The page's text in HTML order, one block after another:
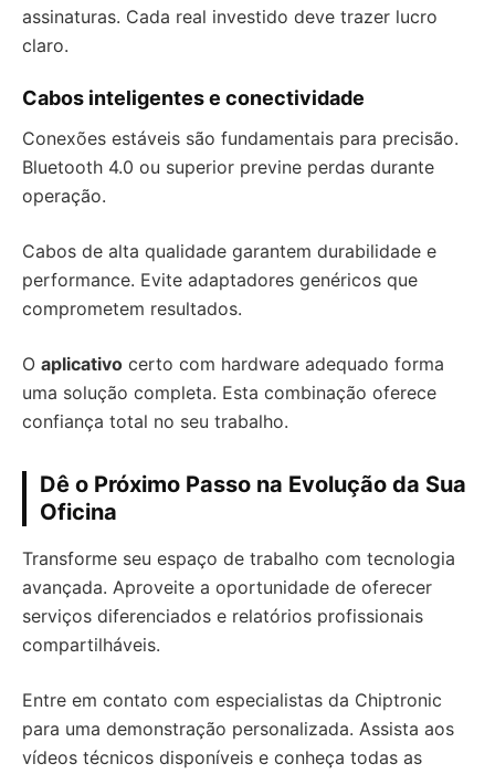
assinaturas. Cada real investido deve trazer lucro
claro.
Cabos inteligentes e conectividade
Conexões estáveis são fundamentais para precisão.
Bluetooth 4.0 ou superior previne perdas durante
operação.
Cabos de alta qualidade garantem durabilidade e
performance. Evite adaptadores genéricos que
comprometem resultados.
O aplicativo certo com hardware adequado forma
uma solução completa. Esta combinação oferece
confiança total no seu trabalho.
Dê o Próximo Passo na Evolução da Sua
Oficina
Transforme seu espaço de trabalho com tecnologia
avançada. Aproveite a oportunidade de oferecer
serviços diferenciados e relatórios profissionais
compartilháveis.
Entre em contato com especialistas da Chiptronic
para uma demonstração personalizada. Assista aos
vídeos técnicos disponíveis e conheça todas as